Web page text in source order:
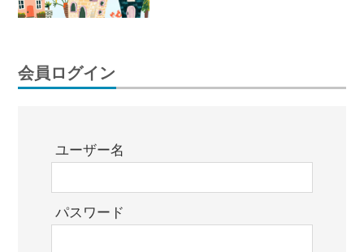
会員ログイン
ユーザー名
パスワード